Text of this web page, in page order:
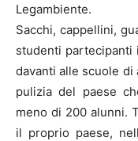
Legambiente.
Sacchi, cappellini,
studenti
davanti alle scuole
pulizia del paese
meno di 200 alunni.
il proprio paese,